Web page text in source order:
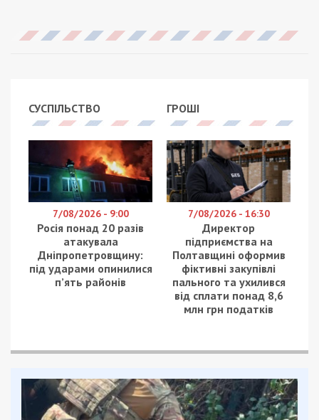
СУСПІЛЬСТВО
7/08/2026 - 9:00
Росія понад 20 разів
атакувала
Дніпропетровщину:
під ударами опинилися
п’ять районів
ГРОШІ
7/08/2026 - 16:30
Директор
підприємства на
Полтавщині оформив
фіктивні закупівлі
пального та ухилився
від сплати понад 8,6
млн грн податків